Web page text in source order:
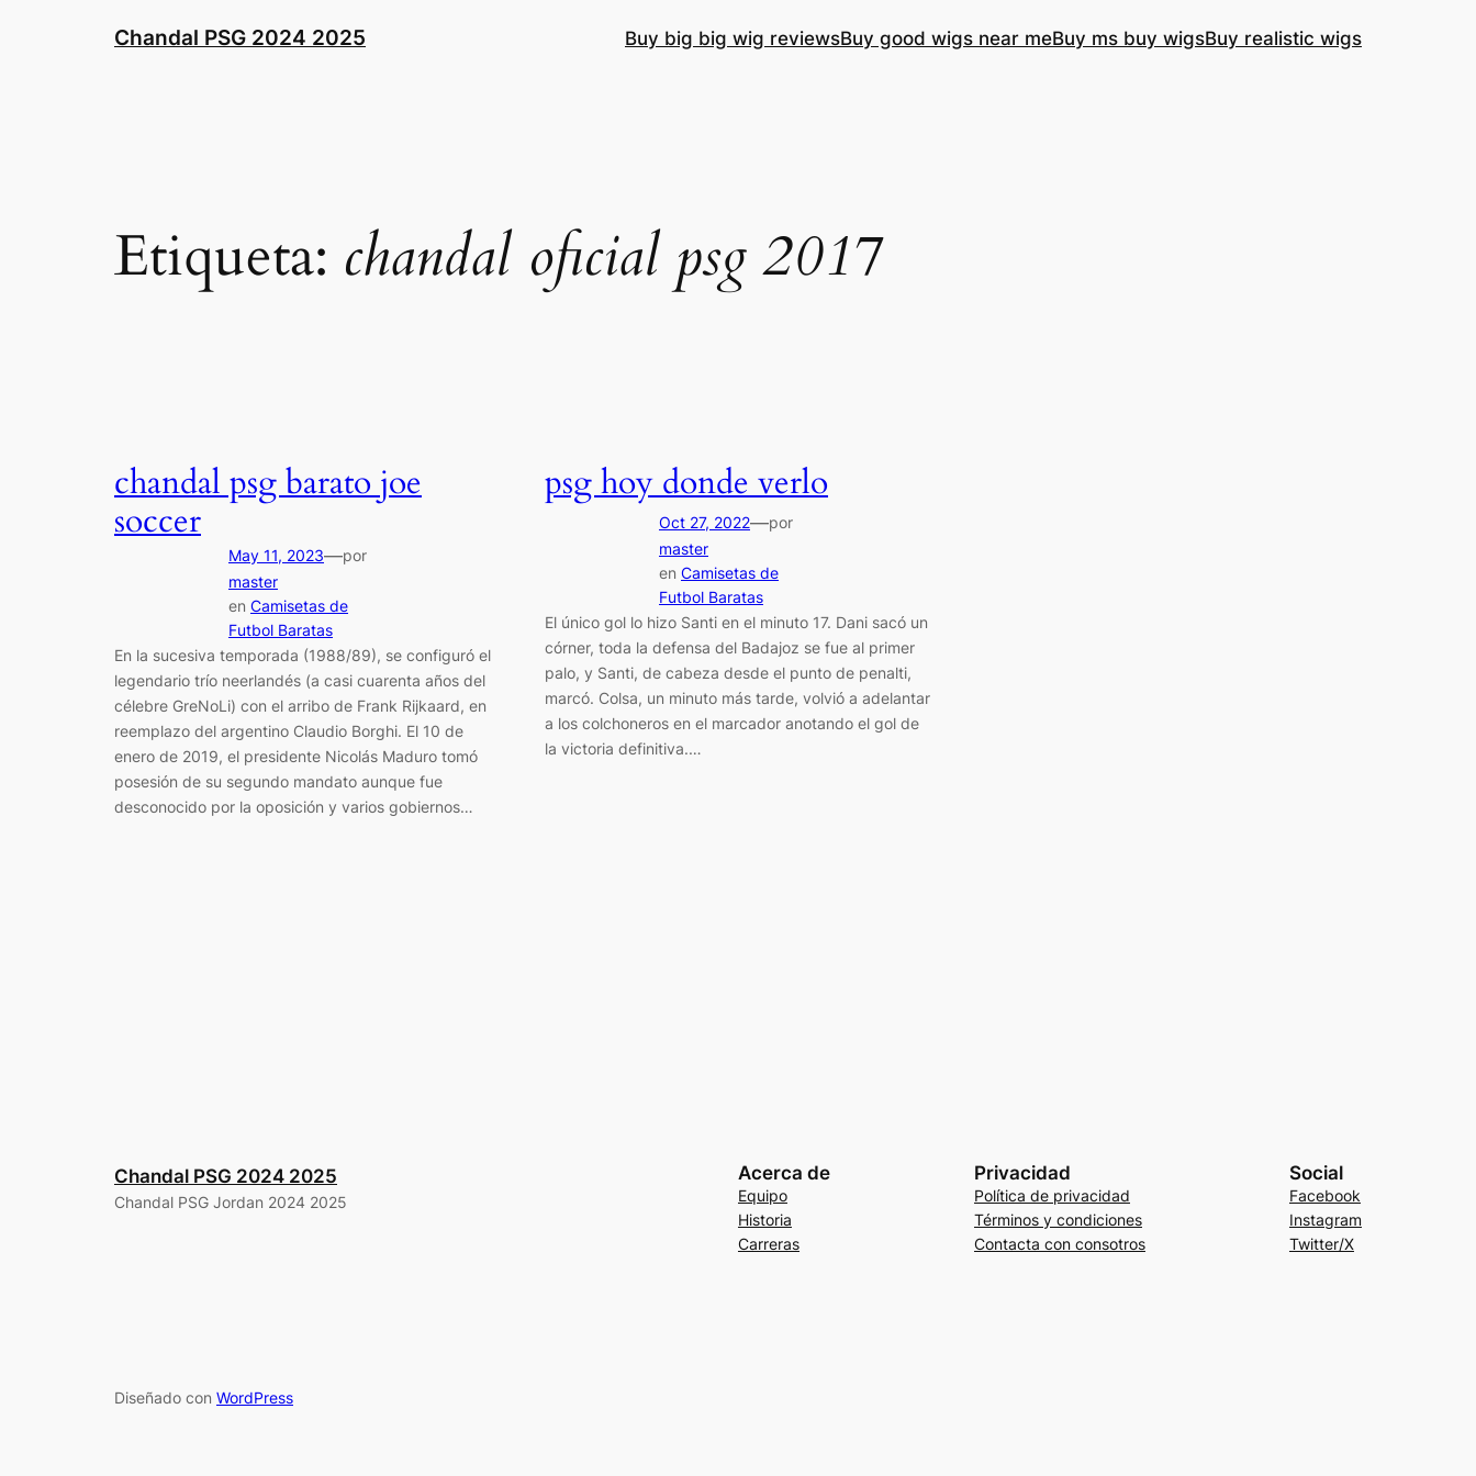
Chandal PSG 2024 2025 Buy big big wig reviewsBuy good wigs near meBuy ms buy wigsBuy realistic wigs
Etiqueta: chandal oficial psg 2017
chandal psg barato joe
soccer
May 11, 2023—por
master
en Camisetas de
Futbol Baratas
En la sucesiva temporada (1988/89), se configuró el
legendario trío neerlandés (a casi cuarenta años del
célebre GreNoLi) con el arribo de Frank Rijkaard, en
reemplazo del argentino Claudio Borghi. El 10 de
enero de 2019, el presidente Nicolás Maduro tomó
posesión de su segundo mandato aunque fue
desconocido por la oposición y varios gobiernos…
psg hoy donde verlo
Oct 27, 2022—por
master
en Camisetas de
Futbol Baratas
El único gol lo hizo Santi en el minuto 17. Dani sacó un
córner, toda la defensa del Badajoz se fue al primer
palo, y Santi, de cabeza desde el punto de penalti,
marcó. Colsa, un minuto más tarde, volvió a adelantar
a los colchoneros en el marcador anotando el gol de
la victoria definitiva.…
Chandal PSG 2024 2025
Chandal PSG Jordan 2024 2025
Acerca de
Equipo
Historia
Carreras
Privacidad
Política de privacidad
Términos y condiciones
Contacta con consotros
Social
Facebook
Instagram
Twitter/X
Diseñado con WordPress